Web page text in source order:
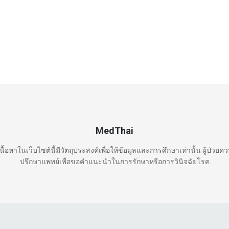
MedThai
อหาในเว็บไซต์นี้มีวัตถุประสงค์เพื่อให้ข้อมูลและการศึกษาเท่านั้น ผู้ป่วยค
ปรึกษาแพทย์เพื่อขอคำแนะนำในการรักษาหรือการวินิจฉัยโรค